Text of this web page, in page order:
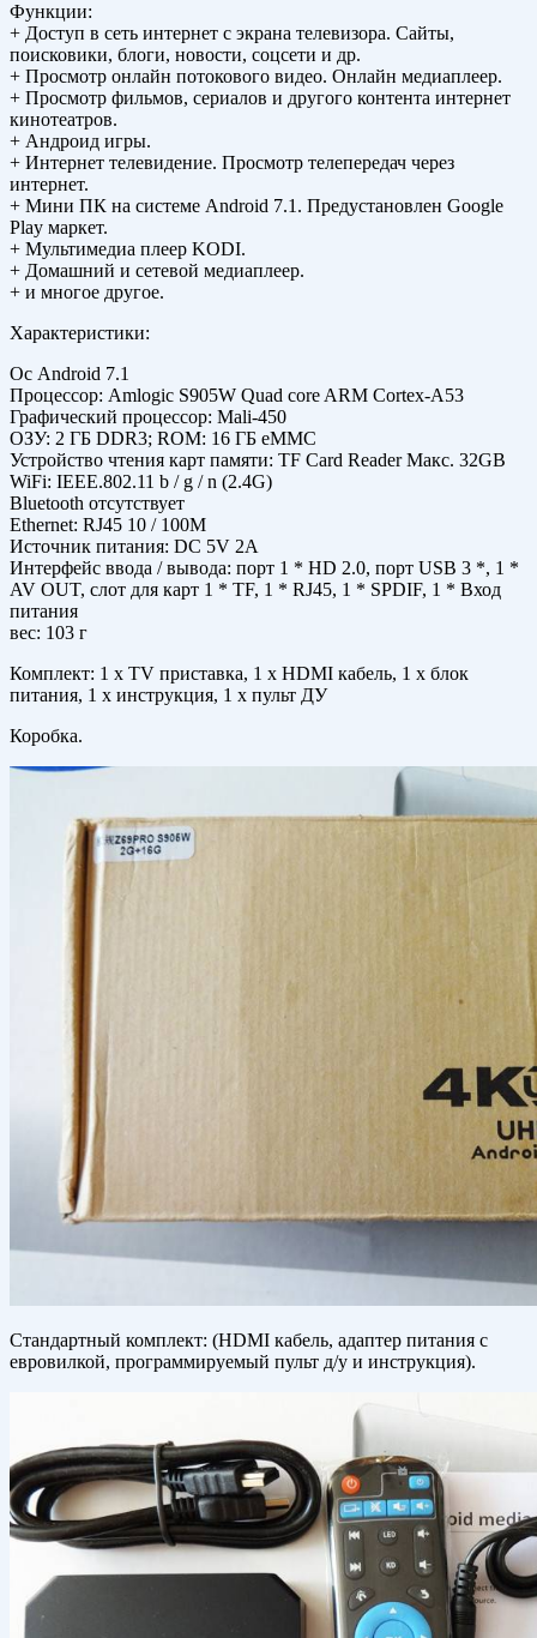
Функции:
+ Доступ в сеть интернет с экрана телевизора. Сайты,
поисковики, блоги, новости, соцсети и др.
+ Просмотр онлайн потокового видео. Онлайн медиаплеер.
+ Просмотр фильмов, сериалов и другого контента интернет
кинотеатров.
+ Андроид игры.
+ Интернет телевидение. Просмотр телепередач через
интернет.
+ Мини ПК на системе Android 7.1. Предустановлен Google
Play маркет.
+ Мультимедиа плеер KODI.
+ Домашний и сетевой медиаплеер.
+ и многое другое.
Характеристики:
Ос Android 7.1
Процессор: Amlogic S905W Quad core ARM Cortex-A53
Графический процессор: Mali-450
ОЗУ: 2 ГБ DDR3; ROM: 16 ГБ eMMC
Устройство чтения карт памяти: TF Card Reader Макс. 32GB
WiFi: IEEE.802.11 b / g / n (2.4G)
Bluetooth отсутствует
Ethernet: RJ45 10 / 100M
Источник питания: DC 5V 2A
Интерфейс ввода / вывода: порт 1 * HD 2.0, порт USB 3 *, 1 *
AV OUT, слот для карт 1 * TF, 1 * RJ45, 1 * SPDIF, 1 * Вход
питания
вес: 103 г
Комплект: 1 x TV приставка, 1 x HDMI кабель, 1 x блок
питания, 1 x инструкция, 1 х пульт ДУ
Коробка.
Стандартный комплект: (HDMI кабель, адаптер питания с
евровилкой, программируемый пульт д/у и инструкция).